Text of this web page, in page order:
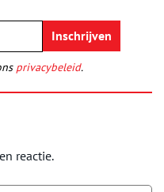
privacybeleid.
reactie.